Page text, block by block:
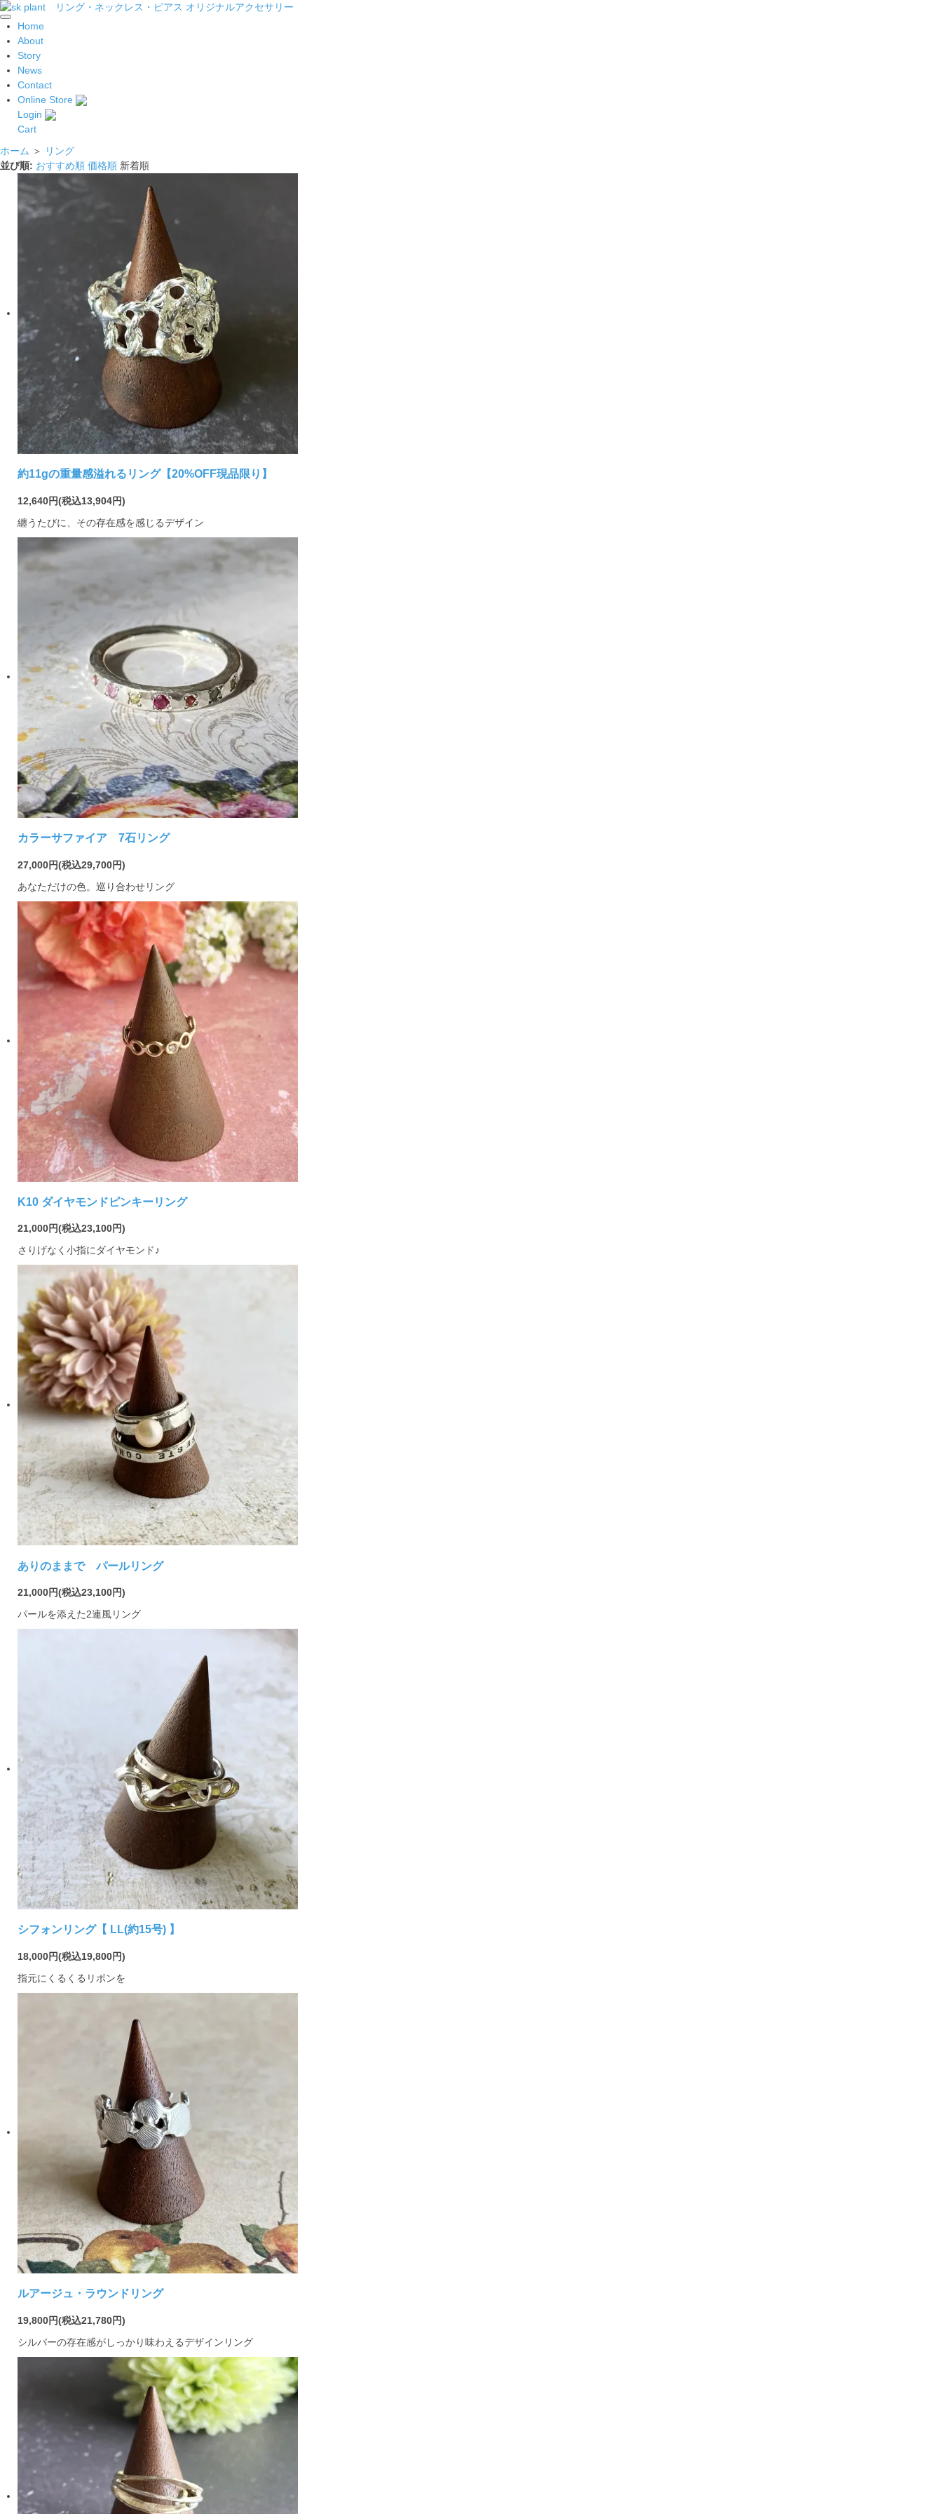
Home
About
Story
News
Contact
Online Store
Login
Cart
ホーム ＞
リング
並び順: おすすめ順 価格順 新着順
約11gの重量感溢れるリング【20%OFF現品限り】
12,640円(税込13,904円)
纏うたびに、その存在感を感じるデザイン
カラーサファイア 7石リング
27,000円(税込29,700円)
あなただけの色。巡り合わせリング
K10 ダイヤモンドピンキーリング
21,000円(税込23,100円)
さりげなく小指にダイヤモンド♪
ありのままで パールリング
21,000円(税込23,100円)
パールを添えた2連風リング
シフォンリング【 LL(約15号) 】
18,000円(税込19,800円)
指元にくるくるリボンを
ルアージュ・ラウンドリング
19,800円(税込21,780円)
シルバーの存在感がしっかり味わえるデザインリング